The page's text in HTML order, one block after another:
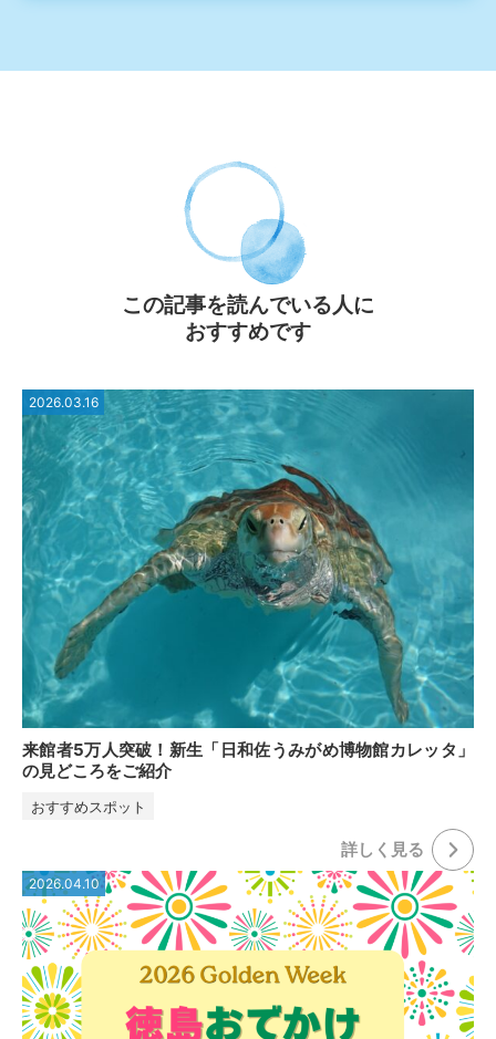
この記事を読んでいる⼈に
おすすめです
2026.03.16
来館者5万人突破！新生「日和佐うみがめ博物館カレッタ」
の見どころをご紹介
おすすめスポット
詳しく⾒る
2026.04.10